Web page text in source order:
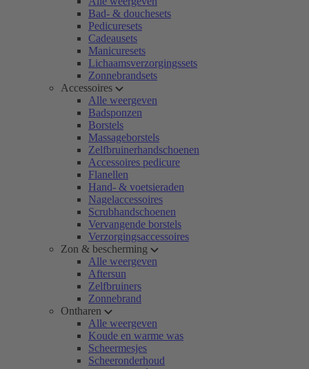
Bad- & douchesets
Pedicuresets
Cadeausets
Manicuresets
Lichaamsverzorgingssets
Zonnebrandsets
Accessoires
Alle weergeven
Badsponzen
Borstels
Massageborstels
Zelfbruinerhandschoenen
Accessoires pedicure
Flanellen
Hand- & voetsieraden
Nagelaccessoires
Scrubhandschoenen
Vervangende borstels
Verzorgingsaccessoires
Zon & bescherming
Alle weergeven
Aftersun
Zelfbruiners
Zonnebrand
Ontharen
Alle weergeven
Koude en warme was
Scheermesjes
Scheeronderhoud